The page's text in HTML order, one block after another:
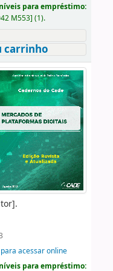
para empréstimo:
M553] (1).
carrinho
.
acessar online
para empréstimo: